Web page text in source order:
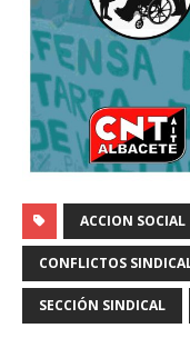
ACCION SOCIAL
CONFLICTOS
SECCIÓN SINDICAL